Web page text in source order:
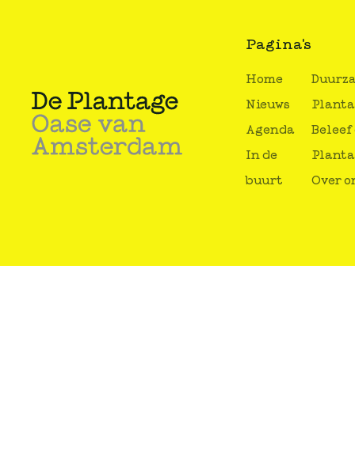
Pagina's
Home
Nieuws
Agenda
In de
buurt
Beleef
Over